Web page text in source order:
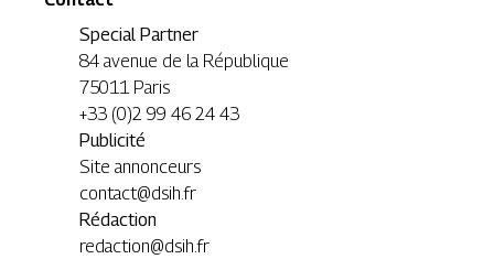
Special Partner
84 avenue de la République
75011 Paris
+33 (0)2 99 46 24 43
Publicité
Site annonceurs
contact@dsih.fr
Rédaction
redaction@dsih.fr